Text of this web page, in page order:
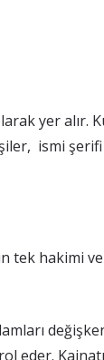
yer alır.
ismi
tek hakimi
eder.